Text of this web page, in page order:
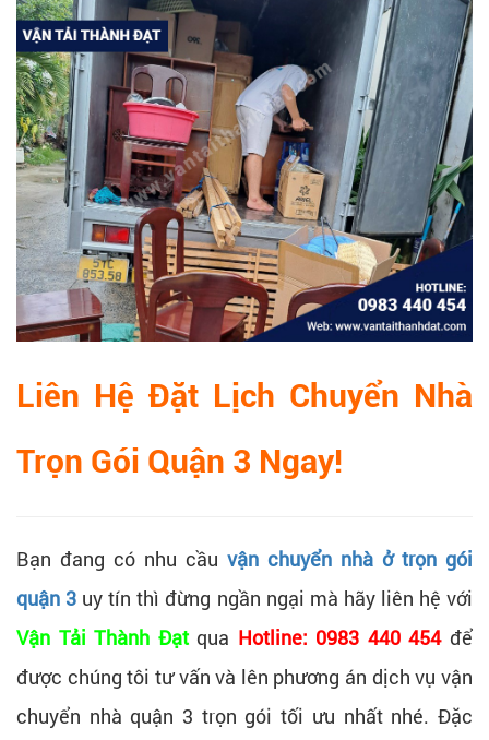
Liên Hệ Đặt Lịch Chuyển Nhà
Trọn Gói Quận 3 Ngay!
Bạn đang có nhu cầu vận chuyển nhà ở trọn gói
quận 3 uy tín thì đừng ngần ngại mà hãy liên hệ với
Vận Tải Thành Đạtqua Hotline: 0983 440 454để
được chúng tôi tư vấn và lên phương án dịch vụ vận
chuyển nhà quận 3 trọn gói tối ưu nhất nhé. Đặc